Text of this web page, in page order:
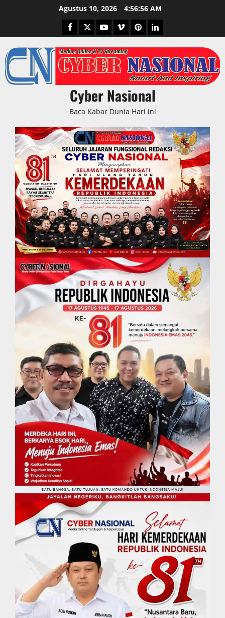
Agustus 10, 2026 4:56:57 AM
Facebook
TwitterYoutubeVimeoPinterestLinkedIn
Cyber Nasional
Baca Kabar Dunia Hari ini